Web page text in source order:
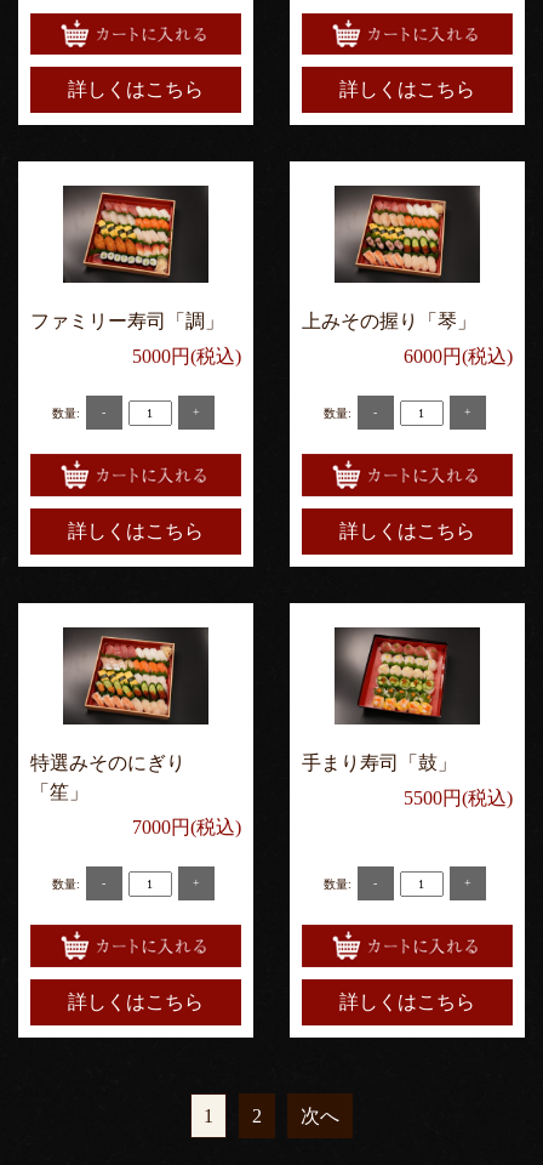
詳しくはこちら 詳しくはこちら
ファミリー寿司「調」
5000円(税込)
数量: - +
詳しくはこちら
上みその握り「琴」
6000円(税込)
数量: - +
詳しくはこちら
特選みそのにぎり
「笙」
7000円(税込)
数量: - +
詳しくはこちら
手まり寿司「鼓」
5500円(税込)
数量: - +
詳しくはこちら
1 2 次へ